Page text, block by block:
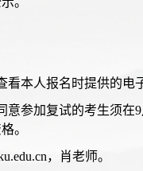
本人报名时提供的电
参加复试的考生须在
。
，肖老师。